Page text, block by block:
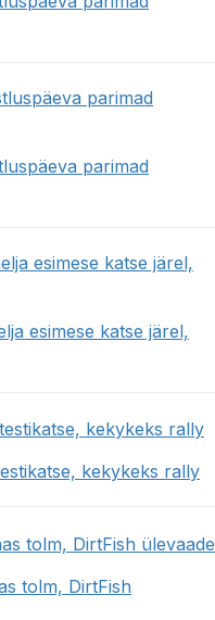
parimad
esimese katse järel,
kekykeks rally
tolm, DirtFish